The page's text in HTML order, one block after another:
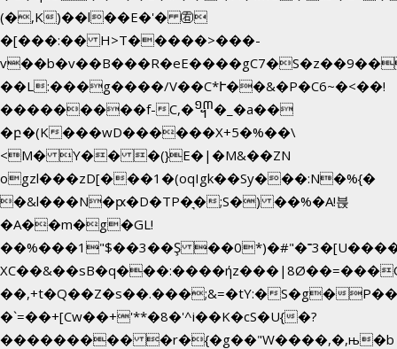
(�,K)��l��E�'� ㊨
�[���:�� H>T�����>���-
��L:���g����/V��C*Ւ��&�P�C6~�<��!
���������f-C,�᧭�_�a��
�բ�(K���wD������X+5�%��\
<M� Y�� �(}E�|�M&��ZN
ogzl���zD[���1�(oqIgk��Sy���:N�%{�
�&l���N�ԗ�D�TP�͉�;S�) ��%�A!븑
�A��m�g�GL!
��%���1"$��3��Ş
��,+t�Q��Z�s��.���;&=�tY:�S�g�
�`=��+[Cw��+'**�8�'^i��K�cS�U{�?
��������� �r�{�g��"W����,�,њ�b